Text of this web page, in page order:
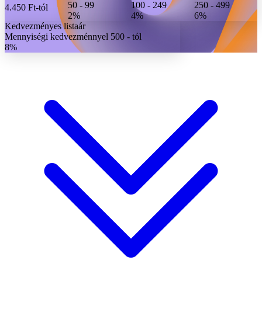
4.450 Ft-tól
50 - 99
2%
100 - 249
4%
250 - 499
6%
Kedvezményes listaár
Mennyiségi kedvezménnyel 500 - tól
8%